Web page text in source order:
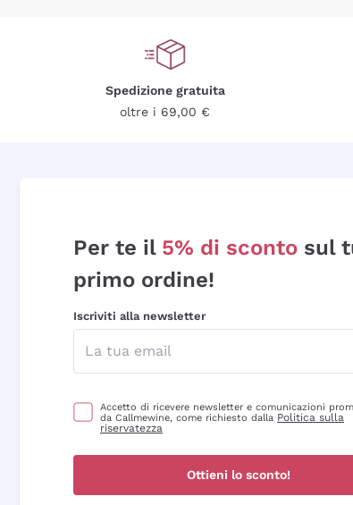
Spedizione gratuita
oltre i 69,00 €
Per te il 5% di sconto sul
primo ordine!
Iscriviti alla newsletter
Accetto di ricevere newsletter e comunicazioni
da Callmewine, come richiesto dalla Politica sulla
riservatezza
Ottieni lo sconto!